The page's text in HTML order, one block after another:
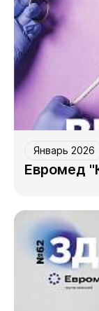
Январь 2026
Евромед